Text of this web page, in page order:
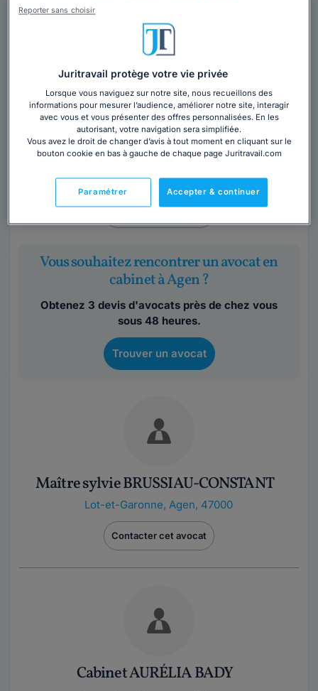
Contacter ce cabinet
Maître Frédéric ROY
Lot-et-Garonne,Agen, 47000
Vous souhaitez rencontrer un avocat en
cabinet à Agen ?
Obtenez 3 devis d'avocats près de chez vous
sous 48 heures.
Trouver un avocat
Maître sylvie BRUSSIAU-CONSTANT
Lot-et-Garonne, Agen, 47000
Contacter cet avocat
Cabinet AURÉLIA BADY
Juritravail protège votre vie privée
Lorsque vous naviguez sur notre site, nous recueillons des
informations pour mesurer l’audience, améliorer notre site, interagir
avec vous et vous présenter des offres personnalisées. En les
autorisant, votre navigation sera simplifiée.
Vous avez le droit de changer d’avis à tout moment en cliquant sur le
bouton cookie en bas à gauche de chaque page Juritravail.com
Accepter & continuer
Paramétrer
Reporter sans choisir